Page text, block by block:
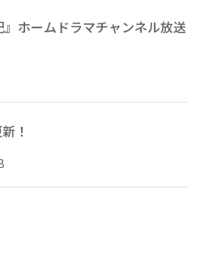
』ホームドラマチャンネル放送
！